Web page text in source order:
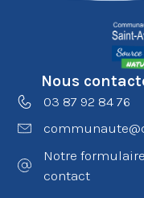
Nous
03 87 92 84 76
Notre
contact